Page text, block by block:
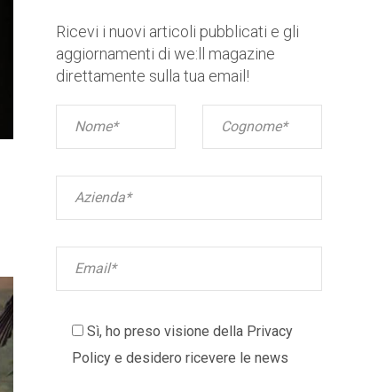
Ricevi i nuovi articoli pubblicati e gli
aggiornamenti di we:ll magazine
direttamente sulla tua email!
Sì, ho preso visione della Privacy
Policy e desidero ricevere le news